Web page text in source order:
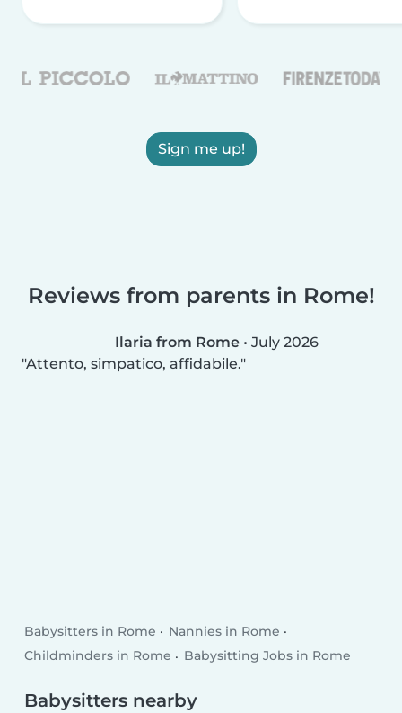
Sign me up!
Reviews from parents in Rome!
Ilaria from Rome • July 2026
Attento, simpatico, affidabile.
Babysitters in Rome
Nannies in Rome
Childminders in Rome
Babysitting Jobs in Rome
Babysitters nearby